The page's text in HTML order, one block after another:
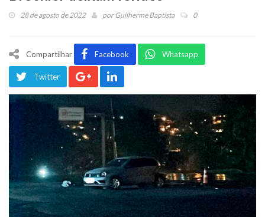
28 de agosto de 2022 porGuilherme Baptista 0
Compartilhar Facebook Whatsapp
Twitter